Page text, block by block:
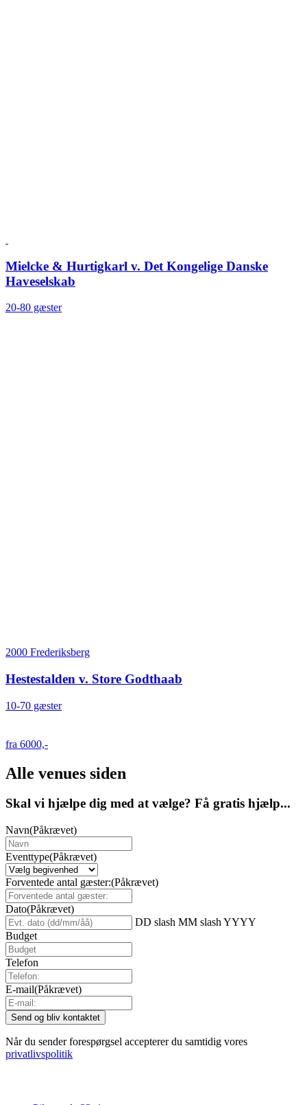
Mielcke & Hurtigkarl v. Det Kongelige Danske
Haveselskab
20-80 gæster
2000 Frederiksberg
Hestestalden v. Store Godthaab
10-70 gæster
fra 6000,-
Alle venues siden
Skal vi hjælpe dig med at vælge? Få gratis hjælp...
Navn(Påkrævet)
Eventtype(Påkrævet)
Forventede antal gæster:(Påkrævet)
Dato(Påkrævet)
DD slash MM slash YYYY
Budget
Telefon
E-mail(Påkrævet)
Når du sender forespørgsel accepterer du samtidig vores
privatlivspolitik